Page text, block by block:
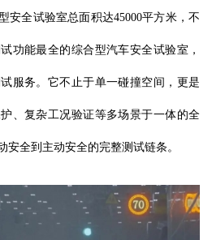
安全试验室总面积达45000平方米，不
功能最全的综合型汽车安全试验室，
服务。它不止于单一碰撞空间，更是
、复杂工况验证等多场景于一体的全
安全到主动安全的完整测试链条。